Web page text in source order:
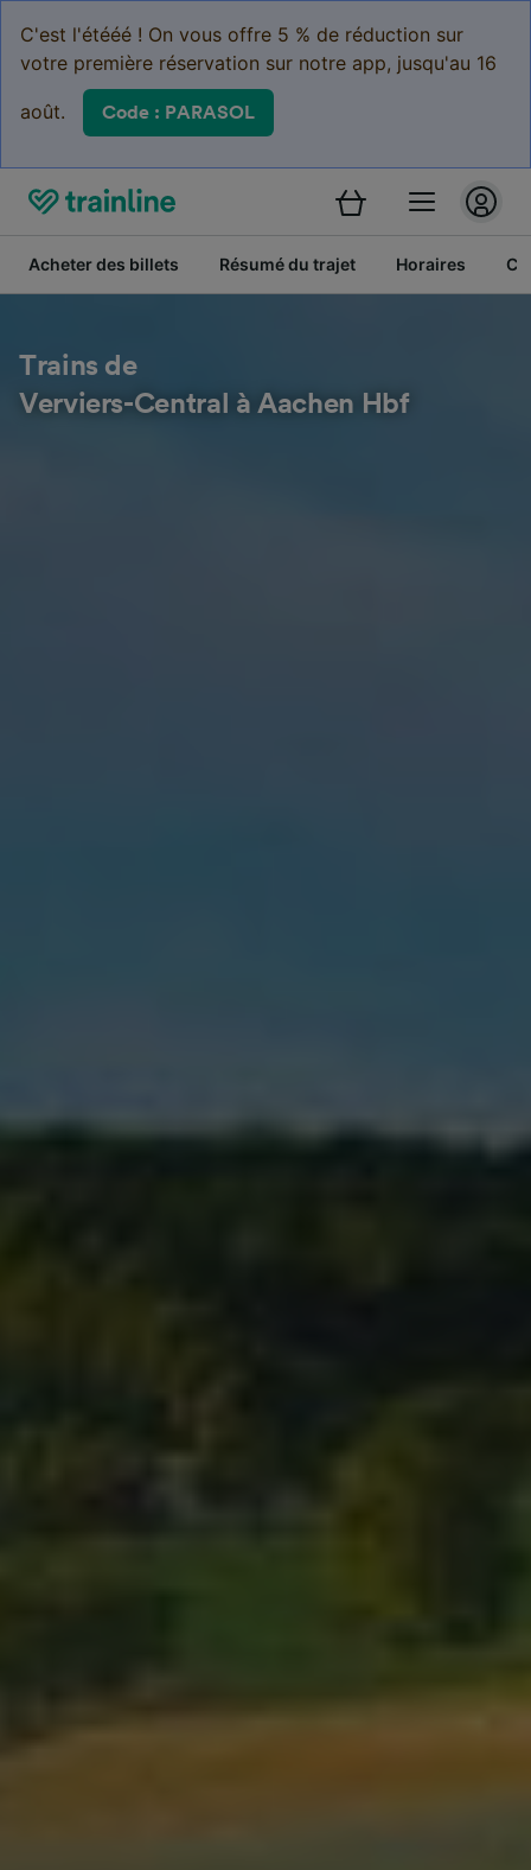
C'est l'étééé ! On vous offre 5 % de réduction sur
votre première réservation sur notre app, jusqu'au 16
août. Code : PARASOL
Acheter des billets Résumé du trajet Horaires
Trains de
Verviers-Central à Aachen Hbf